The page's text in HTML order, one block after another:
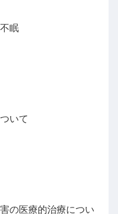
眠
いて
の医療的治療につい